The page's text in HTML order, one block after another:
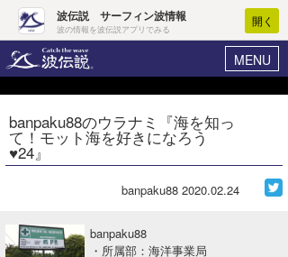
波伝説 サーフィン波情報
波の情報を波伝説アプリでみる
開く
MENU
ヘルプ マイホーム
ログイン
WAVE HUNTER波予想ツール
banpaku88のウラナミ『海を知っ
て！モット海を好きになろう
♥24』
banpaku88 2020.02.24
banpaku88
・所属部：海洋事業局
Core Surf Japan
コンテスト
ファッション/グッズ
アート＆エンタメ